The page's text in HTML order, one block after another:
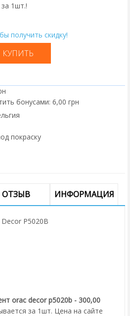
1шт.!
получить скидку!
бонусами: 6,00 грн
покраску
ОТЗЫВ ИНФОРМАЦИЯ
P5020B
orac decor p5020b - 300,00
за 1шт. Цена на сайте